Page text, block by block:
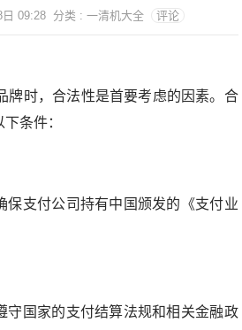
09:28 分类 : 一清机大全 评论
牌时，合法性是首要考虑的因素。合
条件：
保支付公司持有中国颁发的《支付业
守国家的支付结算法规和相关金融政